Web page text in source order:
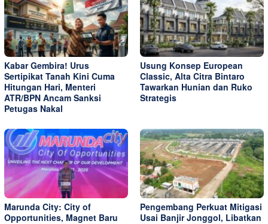
Kabar Gembira! Urus
Sertipikat Tanah Kini Cuma
Hitungan Hari, Menteri
ATR/BPN Ancam Sanksi
Petugas Nakal
Usung Konsep European
Classic, Alta Citra Bintaro
Tawarkan Hunian dan Ruko
Strategis
Marunda City: City of
Opportunities, Magnet Baru
Pengembang Perkuat Mitigasi
Usai Banjir Jonggol, Libatkan